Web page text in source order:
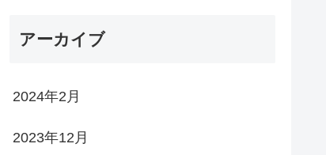
アーカイブ
2024年2月
2023年12月